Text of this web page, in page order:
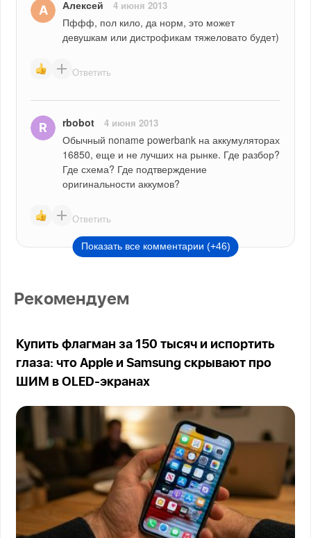
Алексей 4 июня 2013
Пффф, пол кило, да норм, это может
девушкам или дистрофикам тяжеловато будет)
Ответить
rbobot 4 июня 2013
Обычный noname powerbank на аккумуляторах
16850, еще и не лучших на рынке. Где разбор?
Где схема? Где подтверждение
оригинальности аккумов?
Ответить
Показать все комментарии (+46)
Рекомендуем
Купить флагман за 150 тысяч и испортить
глаза: что Apple и Samsung скрывают про
ШИМ в OLED-экранах